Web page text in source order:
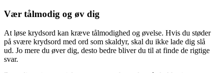
Vær tålmodig og øv dig
At løse krydsord kan kræve tålmodighed og øvelse. Hvis du støder
på svære krydsord med ord som skaldyr, skal du ikke lade dig slå
ud. Jo mere du øver dig, desto bedre bliver du til at finde de rigtige
svar.